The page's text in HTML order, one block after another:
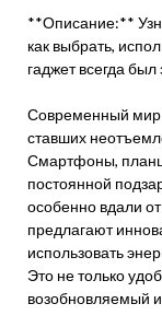
**Описание:**
как выбрать,
гаджет всегда
Современный мир
ставших
Смартфоны,
постоянной
особенно вдали
предлагают
использовать
Это не только
возобновляемый